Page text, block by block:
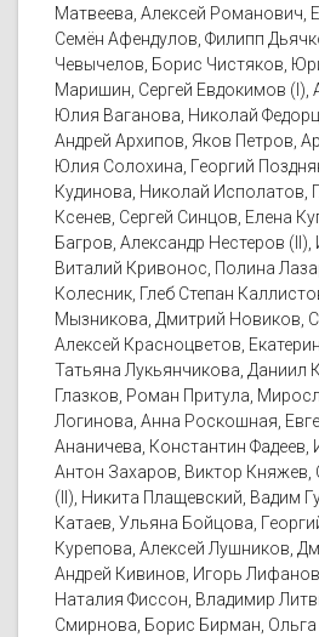
Матвеева, Алексей Романович,
Семён Афендулов, Филипп
Чевычелов, Борис Чистяков,
Маришин, Сергей Евдокимов (I),
Юлия Ваганова, Николай
Андрей Архипов, Яков Петров,
Юлия Солохина, Георгий
Кудинова, Николай Исполатов,
Ксенев, Сергей Синцов, Елена
Багров, Александр Нестеров
Виталий Кривонос, Полина
Колесник, Глеб Степан
Мызникова, Дмитрий Новиков,
Алексей Красноцветов,
Татьяна Лукьянчикова, Даниил
Глазков, Роман Притула,
Логинова, Анна Роскошная,
Ананичева, Константин Фадеев,
Антон Захаров, Виктор Княжев,
(II), Никита Плащевский, Вадим
Катаев, Ульяна Бойцова,
Курепова, Алексей Лушников,
Андрей Кивинов, Игорь
Наталия Фиссон, Владимир
Смирнова, Борис Бирман,